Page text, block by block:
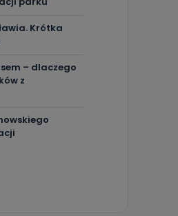
Krótka
– dlaczego
z